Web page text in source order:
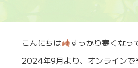
こんにちは
すっかり寒くなっ
2024年9月より、オンラインで